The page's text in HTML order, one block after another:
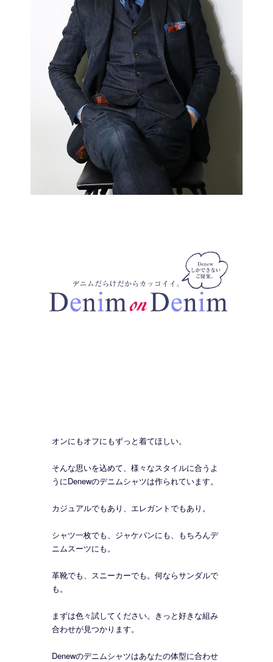
オンにもオフにもずっと着てほしい。
そんな思いを込めて、様々なスタイルに合うよ
うにDenewのデニムシャツは作られています。
カジュアルでもあり、エレガントでもあり。
シャツ一枚でも、ジャケパンにも、もちろんデ
ニムスーツにも。
革靴でも、スニーカーでも。何ならサンダルで
も。
まずは色々試してください。きっと好きな組み
合わせが見つかります。
Denewのデニムシャツはあなたの体型に合わせ